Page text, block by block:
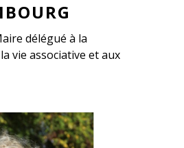
délégué à la
vie associative et aux